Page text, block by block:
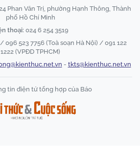
Phan Văn Trị, phường Hạnh Thông, Thành
phố Hồ Chí Minh
thoại: 024 6 254 3519
096 523 7756 (Toà soạn Hà Nội) / 091 122
1222 (VPĐD TPHCM)
- tkts@kienthuc.net.vn
tin điện tử tổng hợp của Báo